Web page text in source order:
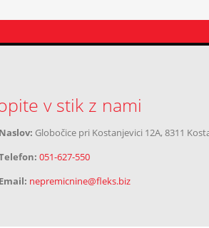
v stik z nami
Naslov: Globočice pri Kostanjevici 12A, 8311
051-627-550
Email: nepremicnine@fleks.biz